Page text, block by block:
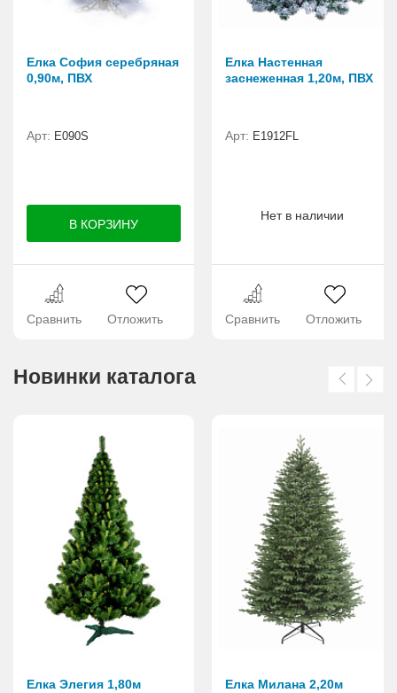
Елка София серебряная
0,90м, ПВХ
Арт: E090S
Сравнить Отложить
Елка Настенная
заснеженная 1,20м, ПВХ
Арт: E1912FL
Нет в наличии
Сравнить Отложить
Новинки каталога
Елка Элегия 1,80м Елка Милана 2,20м